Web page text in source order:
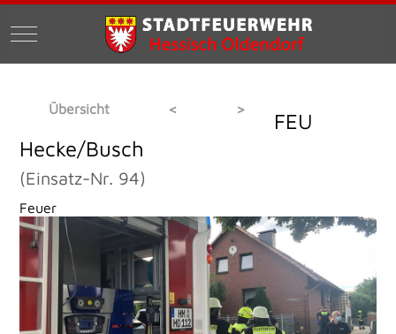
Mobile Menu Toggle
Übersicht < >
FEU
Hecke/Busch
(Einsatz-Nr. 94)
Feuer